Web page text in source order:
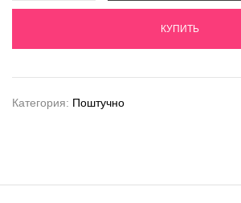
КУПИТЬ
Категория: Поштучно